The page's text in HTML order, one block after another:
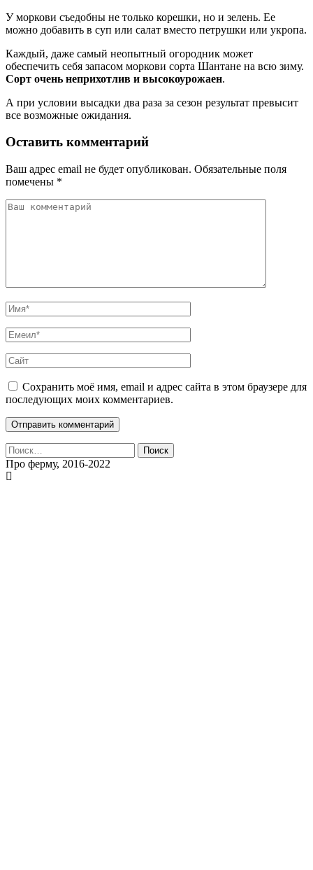
У моркови съедобны не только корешки, но и зелень. Ее
можно добавить в суп или салат вместо петрушки или укропа.
Каждый, даже самый неопытный огородник может
обеспечить себя запасом моркови сорта Шантане на всю зиму.
Сорт очень неприхотлив и высокоурожаен.
А при условии высадки два раза за сезон результат превысит
все возможные ожидания.
Оставить комментарий
Ваш адрес email не будет опубликован. Обязательные поля
помечены *
Сохранить моё имя, email и адрес сайта в этом браузере для
последующих моих комментариев.
Найти:
Про ферму, 2016-2022